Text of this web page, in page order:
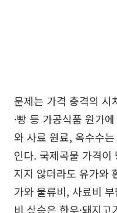
문제는 가격 충격의 시
·빵 등 가공식품 원가
와 사료 원료, 옥수수
인다. 국제곡물 가격이
지지 않더라도 유가와
가와 물류비, 사료비
비 상승은 한우·돼지